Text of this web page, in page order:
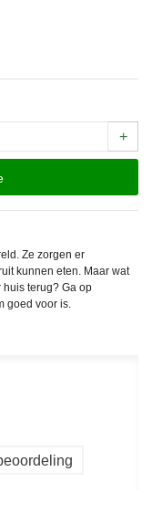
+
Ze zorgen er
kunnen eten. Maar wat
terug? Ga op
goed voor is.